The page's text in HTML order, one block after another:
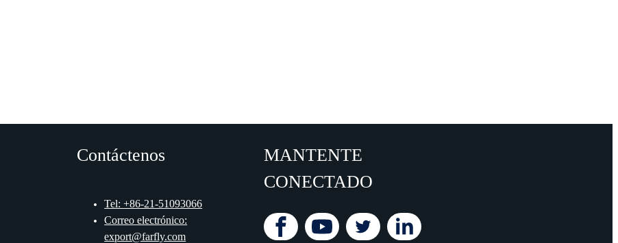
Contáctenos
Tel: +86-21-51093066
Correo electrónico:
export@farfly.com
MANTENTE
CONECTADO